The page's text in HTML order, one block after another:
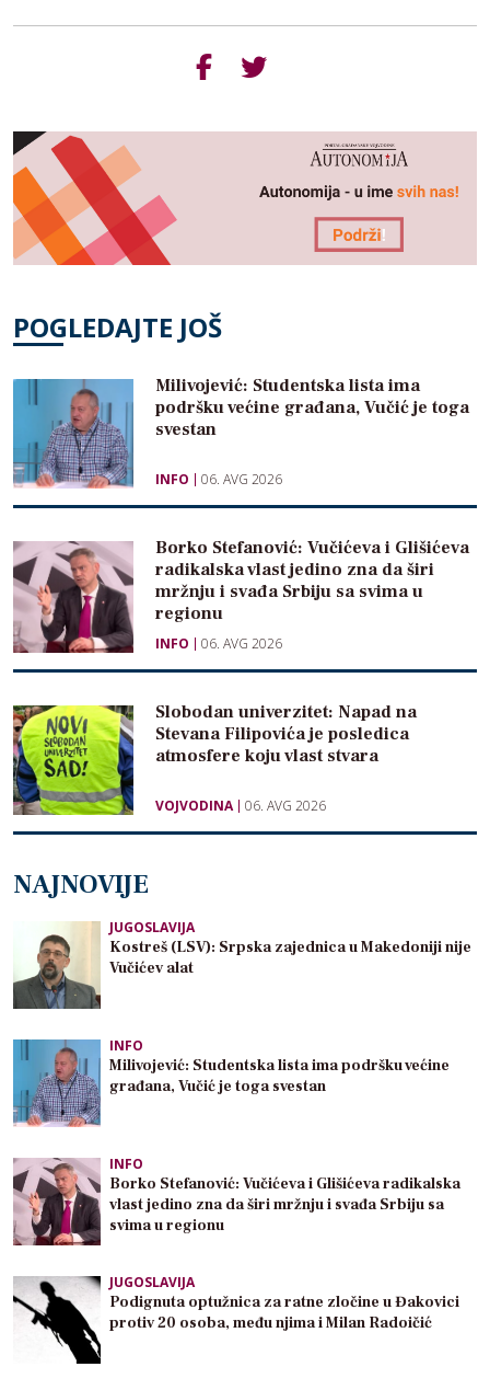
POGLEDAJTE JOŠ
Milivojević: Studentska lista ima
podršku većine građana, Vučić je toga
svestan
INFO 06. AVG 2026
Borko Stefanović: Vučićeva i Glišićeva
radikalska vlast jedino zna da širi
mržnju i svađa Srbiju sa svima u
regionu
INFO 06. AVG 2026
Slobodan univerzitet: Napad na
Stevana Filipovića je posledica
atmosfere koju vlast stvara
VOJVODINA 06. AVG 2026
NAJNOVIJE
JUGOSLAVIJA
Kostreš (LSV): Srpska zajednica u Makedoniji nije
Vučićev alat
INFO
Milivojević: Studentska lista ima podršku većine
građana, Vučić je toga svestan
INFO
Borko Stefanović: Vučićeva i Glišićeva radikalska
vlast jedino zna da širi mržnju i svađa Srbiju sa
svima u regionu
JUGOSLAVIJA
Podignuta optužnica za ratne zločine u Đakovici
protiv 20 osoba, među njima i Milan Radoičić